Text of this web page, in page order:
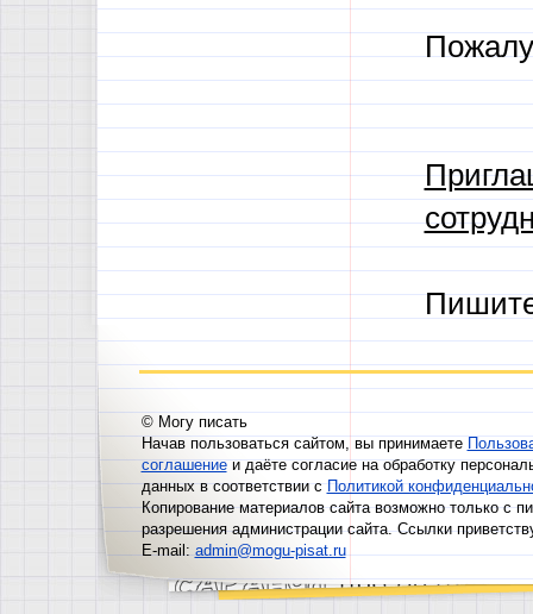
© Могу писать
Начав пользоваться сайтом, вы принимаете
соглашениеи даёте согласие на обработку
данных в соответствии сПолитикой
Копирование материалов сайта возможно только с
разрешения администрации сайта. Ссылки
E-mail:admin@mogu-pisat.ru